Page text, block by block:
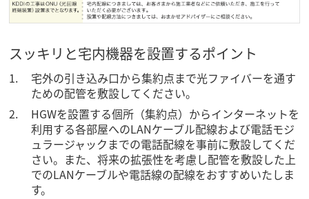
スッキリと宅内機器を設置するポイント
宅外の引き込み口から集約点まで光ファイバーを通す
ための配管を敷設してください。
HGWを設置する個所（集約点）からインターネットを
利用する各部屋へのLANケーブル配線および電話モジ
ュラージャックまでの電話配線を事前に敷設してくだ
さい。また、将来の拡張性を考慮し配管を敷設した上
でのLANケーブルや電話線の配線をおすすめいたしま
す。